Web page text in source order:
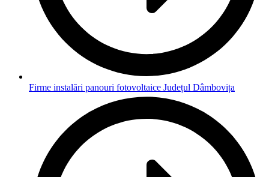
Firme instalări panouri fotovoltaice Județul Dâmbovița